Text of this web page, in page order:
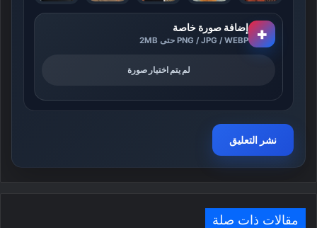
+ إضافة صورة خاصة
PNG / JPG / WEBP حتى 2MB
لم يتم اختيار صورة
مقالات ذات صلة